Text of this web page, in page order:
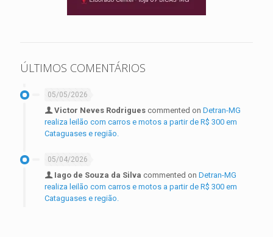
ÚLTIMOS COMENTÁRIOS
05/05/2026
Victor Neves Rodrigues commented on Detran-MG
realiza leilão com carros e motos a partir de R$ 300 em
Cataguases e região.
05/04/2026
Iago de Souza da Silva commented on Detran-MG
realiza leilão com carros e motos a partir de R$ 300 em
Cataguases e região.